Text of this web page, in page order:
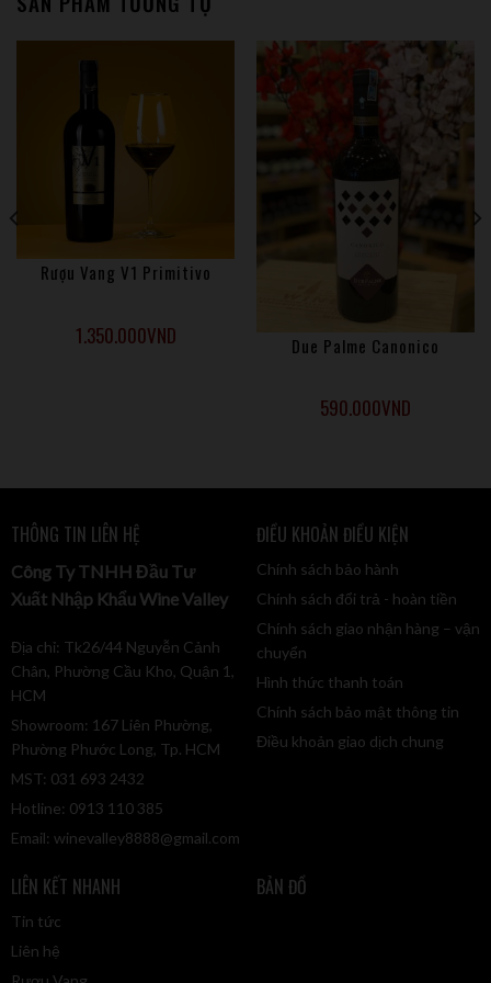
thống lâu đời và văn hóa trong sản xuất rượu vang với việc
những phương pháp sản xuất phù hợp nhất. Với kinh nghiệm
lâu năm đã giúp Tosti1820 sản xuất các loại vang sủi với sự
đặc trưng khác biệt.
Rượu Vang V1 Primitivo
1.350.000VND Due Palme Canonico
590.000VND
THÔNG TIN LIÊN HỆ
Công Ty TNHH Đầu Tư
Xuất Nhập Khẩu Wine Valley
Địa chỉ: Tk26/44 Nguyễn Cảnh
Chân, Phường Cầu Kho, Quận 1,
HCM
Showroom: 167 Liên Phường,
Phường Phước Long, Tp. HCM
MST: 031 693 2432
Hotline: 0913 110 385
Email: winevalley8888@gmail.com
ĐIỀU KHOẢN ĐIỀU KIỆN
Chính sách bảo hành
Chính sách đổi trả - hoàn tiền
Chính sách giao nhận hàng – vận
chuyển
Hình thức thanh toán
Chính sách bảo mật thông tin
Điều khoản giao dịch chung
LIÊN KẾT NHANH
Tin tức
Liên hệ
BẢN ĐỒ